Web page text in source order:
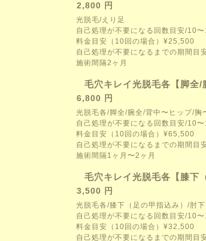
2,800 円
光脱毛/えり足
自己処理が不要になる回数目安/10
料金目安（10回の場合）¥25,500
自己処理が不要になるまでの期間目
施術間隔2ヶ月
毛穴キレイ光脱毛各【脚全
6,800 円
光脱毛各/脚全/腕全/背中〜ヒップ/胸
自己処理が不要になる回数目安/10
料金目安（10回の場合）¥65,500
自己処理が不要になるまでの期間目
施術間隔1ヶ月〜2ヶ月
毛穴キレイ光脱毛各【膝下
3,500 円
光脱毛各/膝下（足の甲指込み）/肘下
自己処理が不要になる回数目安/10
料金目安（10回の場合）¥32,500
自己処理が不要になるまでの期間目